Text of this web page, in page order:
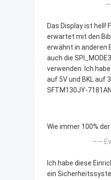
Das Display ist hell!
erwartet mit den
erwähnt in anderen
auch die
verwenden. Ich
auf 5V und BKL auf
SFTM130JY-
Wie immer 100%
——
Ich habe diese
ein